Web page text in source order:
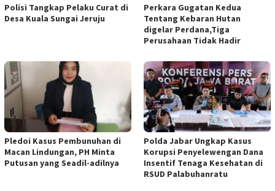
Polisi Tangkap Pelaku Curat di
Desa Kuala Sungai Jeruju
Perkara Gugatan Kedua
Tentang Kebaran Hutan
digelar Perdana,Tiga
Perusahaan Tidak Hadir
Pledoi Kasus Pembunuhan di
Macan Lindungan, PH Minta
Putusan yang Seadil-adilnya
Polda Jabar Ungkap Kasus
Korupsi Penyelewengan Dana
Insentif Tenaga Kesehatan di
RSUD Palabuhanratu